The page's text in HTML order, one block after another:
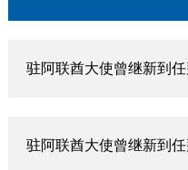
驻阿联酋大使曾继新到
驻阿联酋大使曾继新到